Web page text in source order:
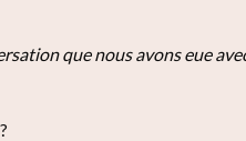
que nous avons eue